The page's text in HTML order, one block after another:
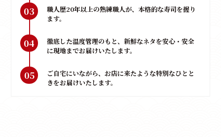
03
職人歴20年以上の熟練職人が、本格的な寿司を握り
ます。
04
徹底した温度管理のもと、新鮮なネタを安心・安全
に現地までお届けいたします。
05
ご自宅にいながら、お店に来たような特別なひとと
きをお届けいたします。